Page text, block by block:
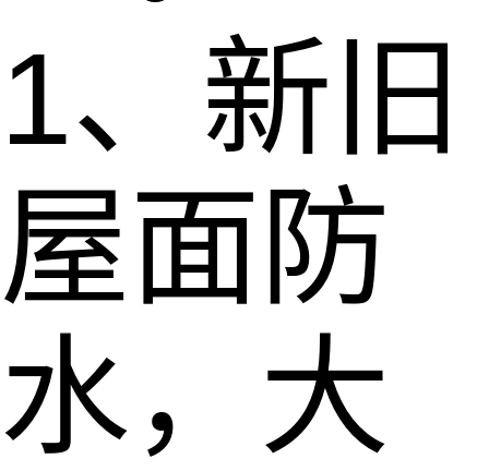
1、新旧
屋面防
水，大